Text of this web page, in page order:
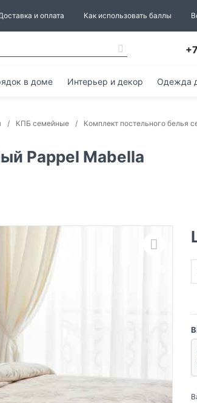
и оплата Как использовать баллы
в доме Интерьер и декор Одежда
КПБ семейные Комплект постельного белья
Pappel Mabella